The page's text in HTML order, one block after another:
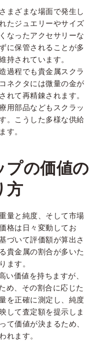
まざまな場面で発生し
たジュエリーやサイズ
なったアクセサリーな
に保管されることが多
持されています。
過程でも貴金属スクラ
ネクタには微量の金が
れて再精錬されます。
用部品などもスクラッ
。こうした多様な供給
す。
プの価値の
方
量と純度、そして市場
格は日々変動してお
づいて評価額が算出さ
貴金属の割合が多いた
ます。
価値を持ちますが、
め、その割合に応じた
を正確に測定し、純度
して査定額を提示しま
て価値が決まるため、
れます。